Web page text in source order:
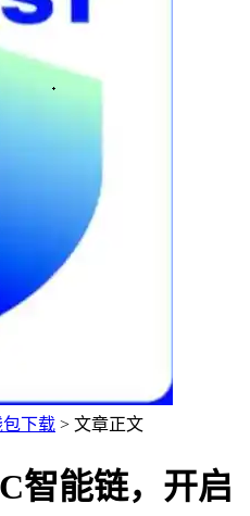
包下载 > 文章正文
智能链，开启